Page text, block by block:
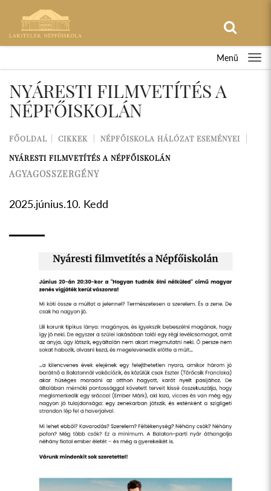
Menü
NYÁRESTI FILMVETÍTÉS A
NÉPFŐISKOLÁN
FŐOLDAL CIKKEK
NÉPFŐISKOLA HÁLÓZAT ESEMÉNYEI
NYÁRESTI FILMVETÍTÉS A NÉPFŐISKOLÁN
AGYAGOSSZERGÉNY
2025.június.10. Kedd